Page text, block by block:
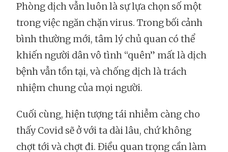
Phòng dịch vẫn luôn là sự lựa chọn số một
trong việc ngăn chặn virus. Trong bối cảnh
bình thường mới, tâm lý chủ quan có thể
khiến người dân vô tình “quên” mất là dịch
bệnh vẫn tồn tại, và chống dịch là trách
nhiệm chung của mọi người.
Cuối cùng, hiện tượng tái nhiễm càng cho
thấy Covid sẽ ở với ta dài lâu, chứ không
chợt tới và chợt đi. Điều quan trọng cần làm